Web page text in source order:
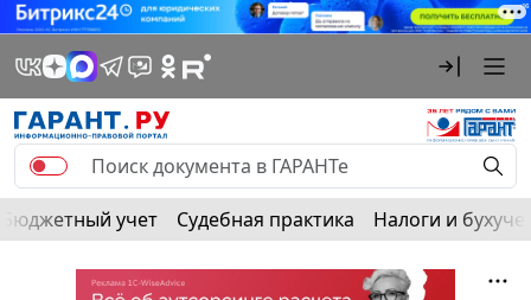
Бюджетный учет Судебная практика Налоги и